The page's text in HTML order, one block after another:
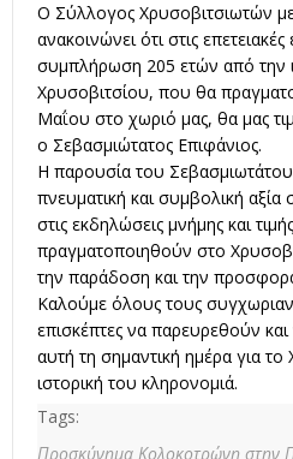
Ο Σύλλογος Χρυσοβιτσιωτών με
ανακοινώνει ότι στις
συμπλήρωση 205 ετών από την
Χρυσοβιτσίου, που θα
Μαΐου στο χωριό μας, θα μας
ο Σεβασμιώτατος Επιφάνιος.
Η παρουσία του Σεβασμιωτάτου
πνευματική και συμβολική αξία
στις εκδηλώσεις μνήμης και
πραγματοποιηθούν στο
την παράδοση και την
Καλούμε όλους τους
επισκέπτες να παρευρεθούν
αυτή τη σημαντική ημέρα για το
ιστορική του κληρονομιά.
Tags:
Προσκύνημα Κολοκοτρώνη στην